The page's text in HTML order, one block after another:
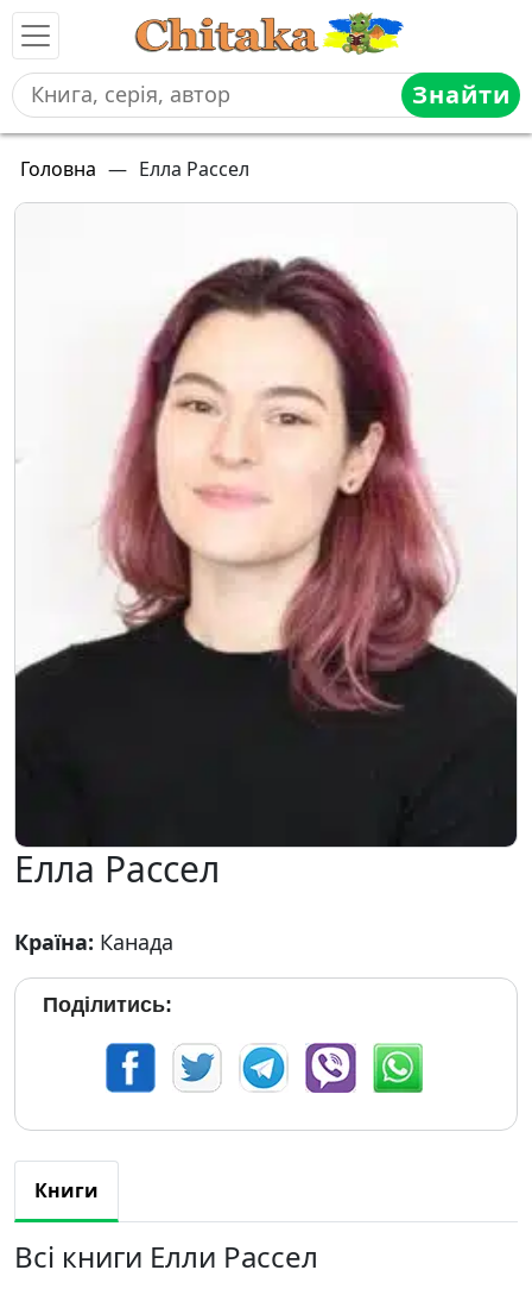
Знайти
Головна — Елла Рассел
Елла Рассел
Країна: Канада
Поділитись:
Книги
Всі книги Елли Рассел